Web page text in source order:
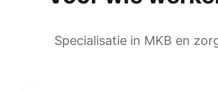
Specialisatie in MKB en